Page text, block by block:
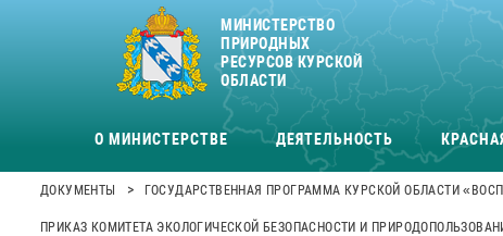
МИНИСТЕРСТВО
ПРИРОДНЫХ
РЕСУРСОВ КУРСКОЙ
ОБЛАСТИ
О МИНИСТЕРСТВЕ ДЕЯТЕЛЬНОСТЬ
ДОКУМЕНТЫ > ГОСУДАРСТВЕННАЯ ПРОГРАММА КУРСКОЙ ОБЛАСТИ
ПРИКАЗ КОМИТЕТА ЭКОЛОГИЧЕСКОЙ БЕЗОПАСНОСТИ И